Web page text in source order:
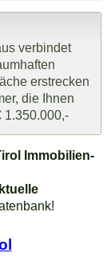
verbindet
erstrecken
die Ihnen
1.350.000,-
Immobilien-